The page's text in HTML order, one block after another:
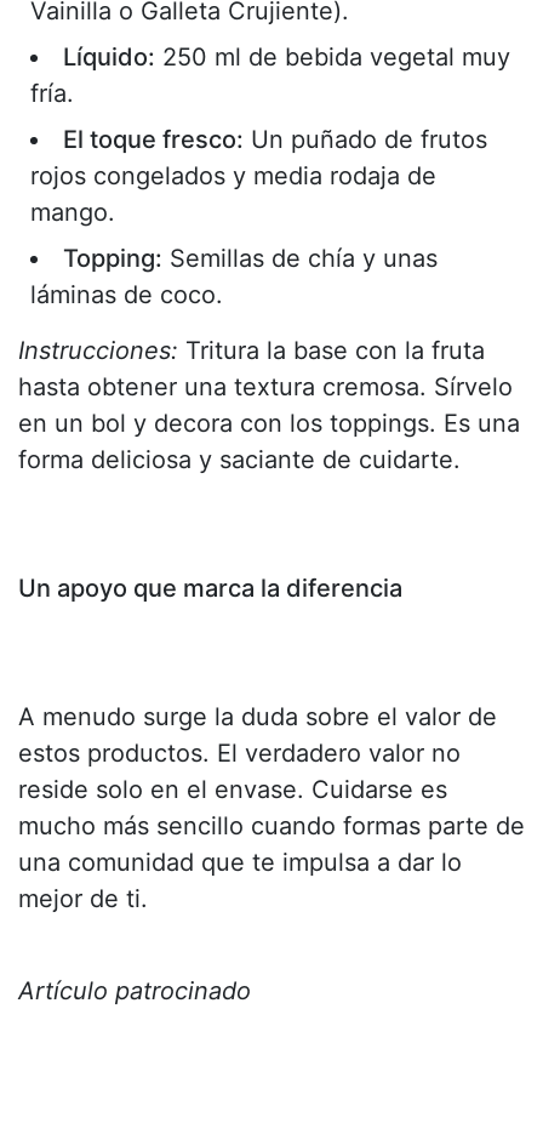
Vainilla o Galleta Crujiente).
Líquido: 250 ml de bebida vegetal muy
fría.
El toque fresco: Un puñado de frutos
rojos congelados y media rodaja de
mango.
Topping: Semillas de chía y unas
láminas de coco.
Instrucciones: Tritura la base con la fruta
hasta obtener una textura cremosa. Sírvelo
en un bol y decora con los toppings. Es una
forma deliciosa y saciante de cuidarte.
Un apoyo que marca la diferencia
A menudo surge la duda sobre el valor de
estos productos. El verdadero valor no
reside solo en el envase. Cuidarse es
mucho más sencillo cuando formas parte de
una comunidad que te impulsa a dar lo
mejor de ti.
Artículo patrocinado